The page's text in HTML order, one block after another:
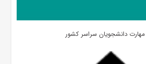
مهارت دانشجویان سراسر کشور